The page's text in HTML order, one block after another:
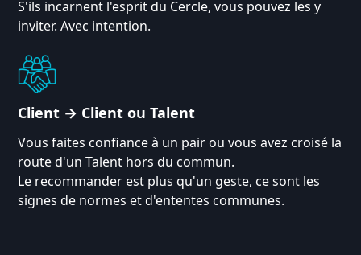
S'ils incarnent l'esprit du Cercle, vous pouvez les y
inviter. Avec intention.
Client → Client ou Talent
Vous faites confiance à un pair ou vous avez croisé la
route d'un Talent hors du commun.
Le recommander est plus qu'un geste, ce sont les
signes de normes et d'ententes communes.